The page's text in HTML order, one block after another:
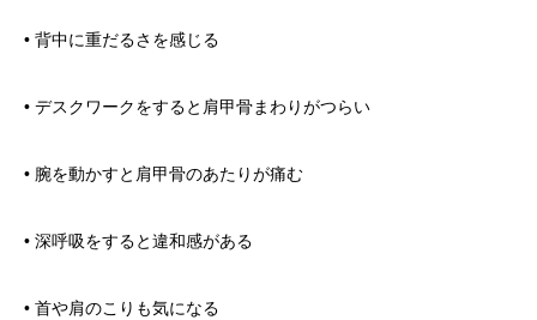
• 背中に重だるさを感じる
• デスクワークをすると肩甲骨まわりがつらい
• 腕を動かすと肩甲骨のあたりが痛む
• 深呼吸をすると違和感がある
• 首や肩のこりも気になる